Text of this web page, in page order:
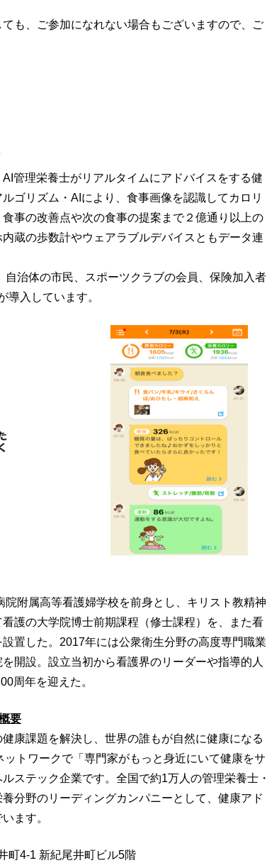
も、ご参加になれない場合もございますので、ご
管理栄養士がリアルタイムにアドバイスをする健
ゴリズム・AIにより、食事画像を認識してカロリ
事の改善点や次の食事の提案まで２億通り以上の
蔵の歩数計やウェアラブルデバイスともデータ連
自治体の市民、スポーツクラブの会員、保険加入者
導入しています。
附属高等看護婦学校を前身とし、キリスト教精神
護の大学院博士前期課程（修士課程）を、また看
置した。2017年には公衆衛生分野の高度専門職業
開設。設立当初から看護界のリーダーや指導的人
周年を迎えた。
要
康課題を解決し、世界の誰もが自然に健康になる
トワークで「専門家がもっと身近にいて健康をサ
ステック企業です。全国で約1万人の管理栄養士・
分野のリーディングカンパニーとして、健康アド
ます。
4-1 新紀尾井町ビル5階